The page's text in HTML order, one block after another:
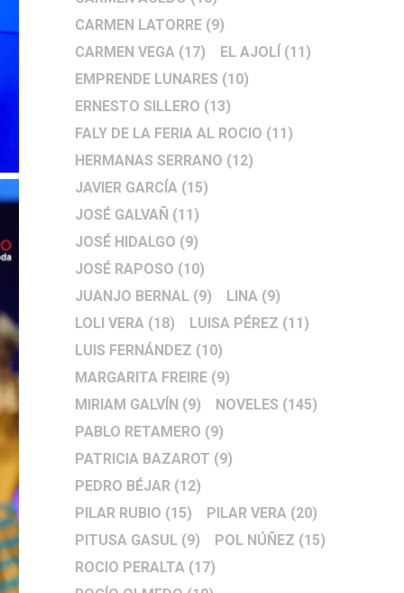
CARMEN LATORRE (9)
CARMEN VEGA (17) EL AJOLÍ (11)
EMPRENDE LUNARES (10)
ERNESTO SILLERO (13)
FALY DE LA FERIA AL ROCIO (11)
HERMANAS SERRANO (12)
JAVIER GARCÍA (15)
JOSÉ GALVAÑ (11)
JOSÉ HIDALGO (9)
JOSÉ RAPOSO (10)
JUANJO BERNAL (9) LINA (9)
LOLI VERA (18) LUISA PÉREZ (11)
LUIS FERNÁNDEZ (10)
MARGARITA FREIRE (9)
MIRIAM GALVÍN (9) NOVELES (145)
PABLO RETAMERO (9)
PATRICIA BAZAROT (9)
PEDRO BÉJAR (12)
PILAR RUBIO (15) PILAR VERA (20)
PITUSA GASUL (9) POL NÚÑEZ (15)
ROCIO PERALTA (17)